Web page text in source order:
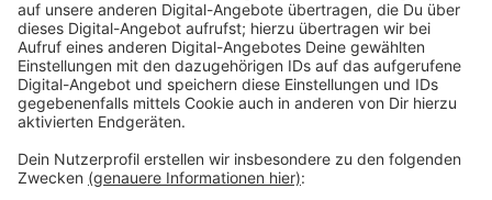
neue Baustellenmanagement vor gut zwei Jahren. Die
Partei verspricht sich künftig deutliche
Verbesserungen im Verkehr – vor allem in Hinblick auf
den bevorstehenden Autobahnausbau.